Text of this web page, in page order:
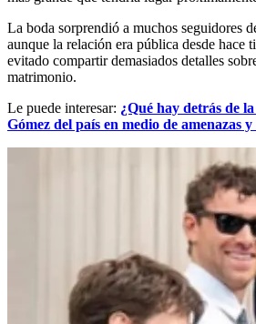
La boda sorprendió a muchos seguidores
aunque la relación era pública desde hace
evitado compartir demasiados detalles
matrimonio.
Le puede interesar: ¿Qué hay detrás de
Gómez del país en medio de amenazas